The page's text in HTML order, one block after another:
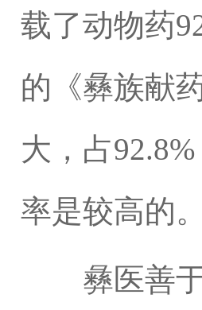
载了动物药
的《彝族献
大，占
率是较高的
彝医善于